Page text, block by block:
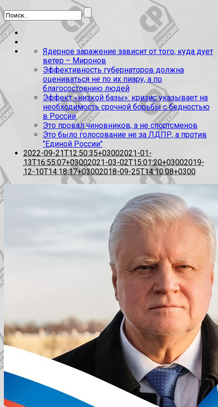
Ядерное заражение зависит от того, куда дует
ветер – Миронов
Эффективность губернаторов должна
оцениваться не по их пиару, а по
благосостоянию людей
Эффект «низкой базы»: кризис указывает на
необходимость срочной борьбы с бедностью
в России
Это провал чиновников, а не спортсменов
Это было голосование не за ЛДПР, а против
"Единой России"
2022-09-21T12:50:35+03002021-01-
13T16:55:07+03002021-03-02T15:01:20+03002019-
12-10T14:18:17+03002018-09-25T14:10:08+0300